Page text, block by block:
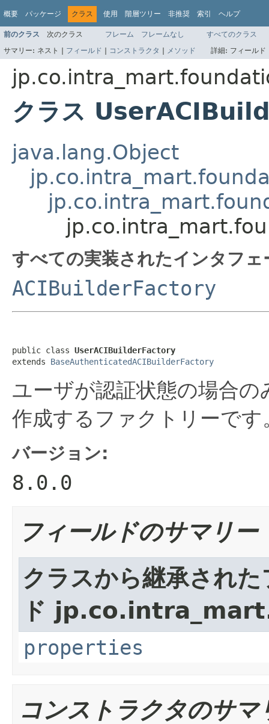
概要 パッケージ クラス 使用 階層ツリー 非推奨 索引 ヘルプ
前のクラス 次のクラス フレーム フレームなし
すべてのクラス
サマリー: ネスト | フィールド | コンストラクタ | メソッド 詳細: フィール
クラス
java.lang.Object
すべての実装されたインタフ
ACIBuilderFactory
public class UserACIBuilderFactory
extends BaseAuthenticatedACIBuilderFactory
ユーザが認証状態の場合
作成するファクトリーです
バージョン:
8.0.0
フィールドのサマリー
クラスから継承された
ド
properties
コンストラクタのサマ